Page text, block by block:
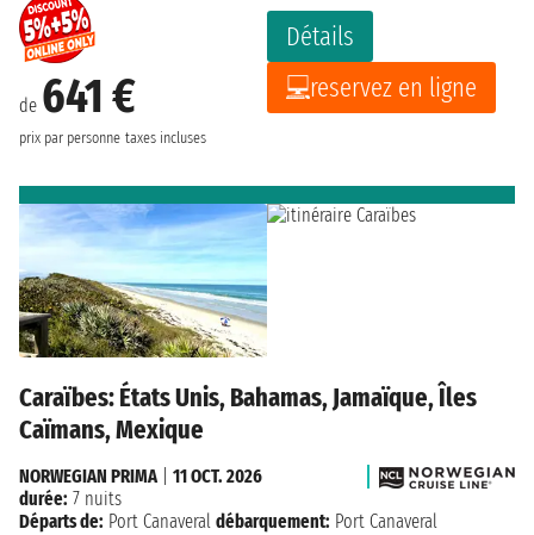
de 641 €
prix par personne taxes incluses
Détails
reservez en ligne
Caraïbes: États Unis, Bahamas, Jamaïque, Îles
Caïmans, Mexique
NORWEGIAN PRIMA| 11 OCT. 2026
durée: 7 nuits
Départs de: Port Canaveral débarquement: Port Canaveral